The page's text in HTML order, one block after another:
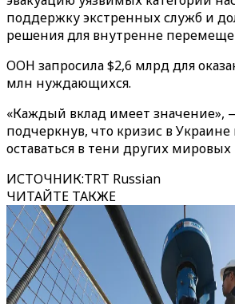
поддержку экстренных служб и
решения для внутренне
ООН запросила $2,6 млрд для
млн нуждающихся.
«Каждый вклад имеет
подчеркнув, что кризис в
оставаться в тени других
ИСТОЧНИК:TRT Russian
ЧИТАЙТЕ ТАКЖЕ